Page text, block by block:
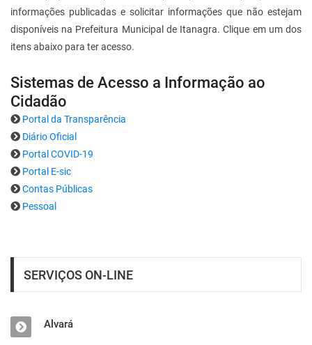
informações publicadas e solicitar informações que não estejam
disponíveis na Prefeitura Municipal de Itanagra. Clique em um dos
itens abaixo para ter acesso.
Sistemas de Acesso a Informação ao
Cidadão
Portal da Transparência
Diário Oficial
Portal COVID-19
Portal E-sic
Contas Públicas
Pessoal
SERVIÇOS ON-LINE
Alvará